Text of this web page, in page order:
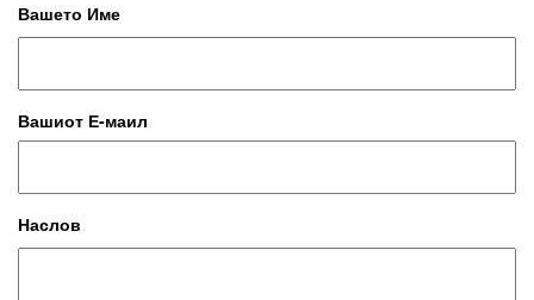
Вашето Име
Вашиот Е-маил
Наслов